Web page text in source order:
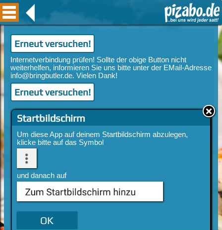
Startbildschirm
Um diese App auf deinem Startbildschirm abzulegen,
klicke bitte auf das Symbol
und danach auf
Erneut versuchen!
Erneut versuchen!